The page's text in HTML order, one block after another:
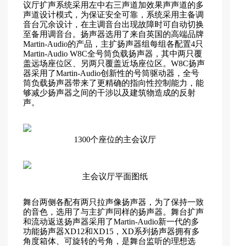
议厅扩声系统采用左中右三声道加效果声声道的多
声道设计模式，为保证安全可靠，系统采用主备调
音台冗余设计，在主调音台出现故障时可自动切换
至备用调音台。扬声器选用了来自英国的高端品牌
Martin-Audio的产品，主扩扬声器组每组各配置4只
Martin-Audio W8C全号筒负载扬声器，其中两只覆
盖远场座位区、另两只覆盖近场座位区。W8C扬声
器采用了Martin-Audio创新性的号筒驱动器，全号
筒负载扬声器带来了更精确的指向性控制能力，能
够减少扬声器之间的干涉以及建筑物造成的反射
声。
1300个座位的主会议厅
主会议厅平面图纸
舞台两侧各配有两只拉声像扬声器，为了保持一致
的音色，选用了与主扩声同样的扬声器。舞台扩声
和流动返送扬声器采用了Martin-Audio新一代的多
功能扬声器XD12和XD15，XD系列扬声器拥有多
角度箱体、可旋转的号角，是舞台监听的理想选